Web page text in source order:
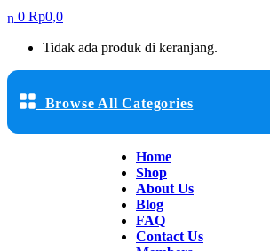
0 Rp0,0
Tidak ada produk di keranjang.
Browse All Categories
Home
Shop
About Us
Blog
FAQ
Contact Us